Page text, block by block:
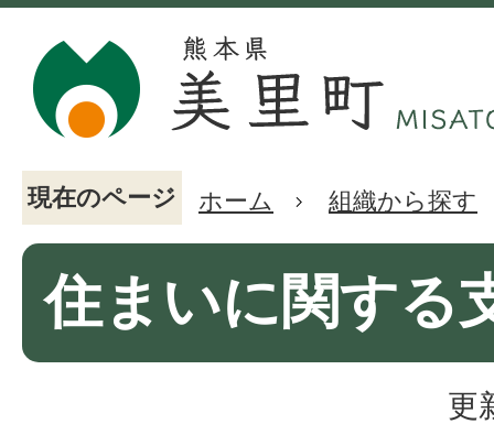
現在のページ ホーム 組織から探す
住まいに関する
更